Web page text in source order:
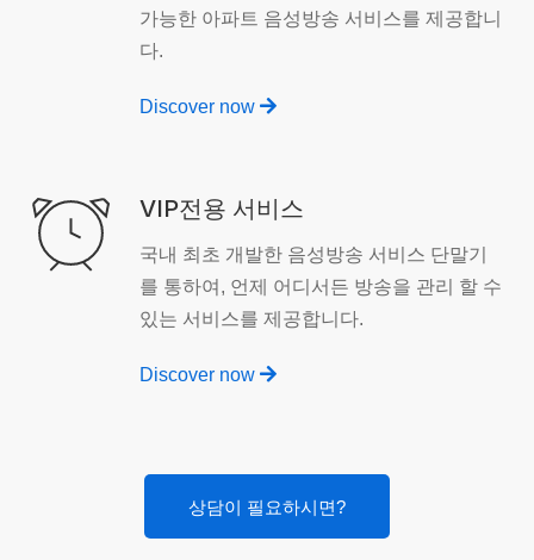
가능한 아파트 음성방송 서비스를 제공합니
다.
Discover now
VIP전용 서비스
국내 최초 개발한 음성방송 서비스 단말기
를 통하여, 언제 어디서든 방송을 관리 할 수
있는 서비스를 제공합니다.
Discover now
상담이 필요하시면?